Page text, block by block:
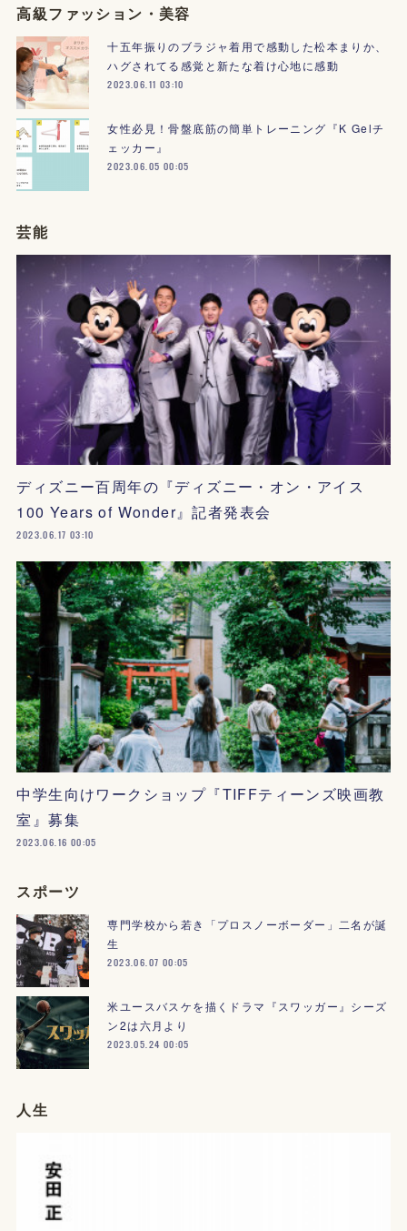
高級ファッション・美容
十五年振りのブラジャ着用で感動した松本まりか、
ハグされてる感覚と新たな着け心地に感動
2023.06.11 03:10
女性必見！骨盤底筋の簡単トレーニング『K Gelチ
ェッカー』
2023.06.05 00:05
芸能
ディズニー百周年の『ディズニー・オン・アイス
100 Years of Wonder』記者発表会
2023.06.17 03:10
中学生向けワークショップ『TIFFティーンズ映画教
室』募集
2023.06.16 00:05
スポーツ
専門学校から若き「プロスノーボーダー」二名が誕
生
2023.06.07 00:05
米ユースバスケを描くドラマ『スワッガー』シーズ
ン2は六月より
2023.05.24 00:05
人生